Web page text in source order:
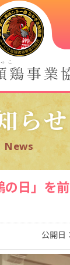
らせ
News
の日」を
公開日